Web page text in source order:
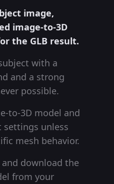
image,
image-to-3D
the GLB result.
with a
and a strong
possible.
to-3D model and
settings unless
mesh behavior.
download the
from your